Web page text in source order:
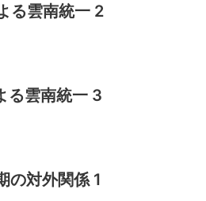
る雲南統一 2
る雲南統一 3
の対外関係 1